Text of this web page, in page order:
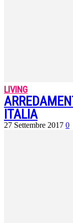
LIVING
ITALIA
27 Settembre 2017 0